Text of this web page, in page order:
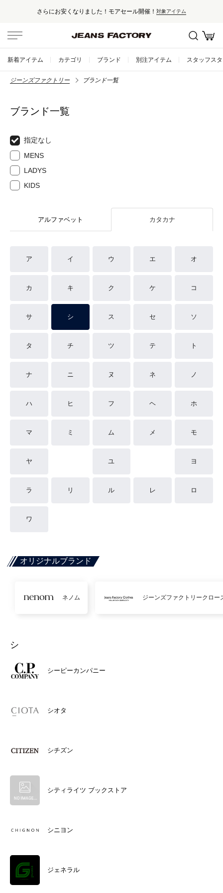
なりました！モアセール開催！ 対象アイテム
新着アイテム カテゴリ ブランド 別注アイテム スタッフス
ジーンズファクトリー ブランド一覧
ブランド一覧
指定なし
MENS
LADYS
KIDS
アルファベット カタカナ
ア イ ウ エ オ
カ キ ク ケ コ
サ シ ス セ ソ
タ チ ツ テ ト
ナ ニ ヌ ネ ノ
ハ ヒ フ ヘ ホ
マ ミ ム メ モ
ヤ ユ ヨ
ラ リ ル レ ロ
ワ
オリジナルブランド
ネノム ジーンズファクトリークロー
シ
シーピーカンパニー
シオタ
シチズン
シティライツ ブックストア
シニヨン
ジェネラル